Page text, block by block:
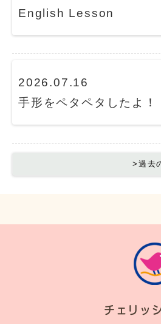
English Lesson
2026.07.16
手形をペタペタしたよ！
>過去
チェリッ